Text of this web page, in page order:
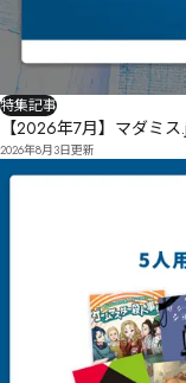
特集記事
【2026年7月】マダミ
2026年8月3日更新